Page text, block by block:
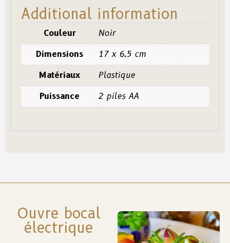
Additional information
Couleur Noir
Dimensions 17 x 6.5 cm
Matériaux Plastique
Puissance 2 piles AA
Ouvre bocal
électrique